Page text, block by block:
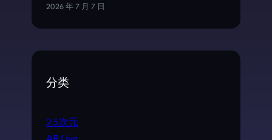
2026 年 7 月 7 日
分类
2.5次元